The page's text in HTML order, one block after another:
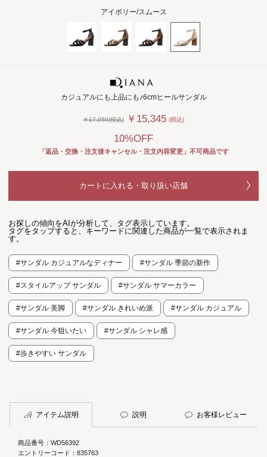
アイボリー/スムース
カジュアルにも上品にも♪6cmヒールサンダル
￥17,050(税込) ￥15,345 (税込)
10%OFF
「返品・交換・注文後キャンセル・注文内容変更」不可商品です
カートに入れる・取り扱い店舗
お探しの傾向をAIが分析して、タグ表示しています。
タグをタップすると、キーワードに関連した商品が一覧で表示されま
す。
#サンダル カジュアルなディナー #サンダル 季節の新作
#スタイルアップ サンダル #サンダル サマーカラー
#サンダル 美脚 #サンダル きれいめ派 #サンダル カジュアル
#サンダル 今狙いたい #サンダル シャレ感
#歩きやすい サンダル
アイテム説明 説明 お客様レビュー
商品番号：WD56392
エントリーコード：835763